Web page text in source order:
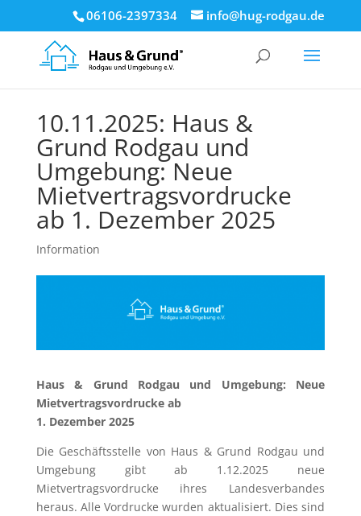
06106-2397334 info@hug-rodgau.de
10.11.2025: Haus &
Grund Rodgau und
Umgebung: Neue
Mietvertragsvordrucke
ab 1. Dezember 2025
Information
Haus & Grund Rodgau und Umgebung: Neue
Mietvertragsvordrucke ab
1. Dezember 2025
Die Geschäftsstelle von Haus & Grund Rodgau und
Umgebung gibt ab 1.12.2025 neue
Mietvertragsvordrucke ihres Landesverbandes
heraus. Alle Vordrucke wurden aktualisiert. Dies sind